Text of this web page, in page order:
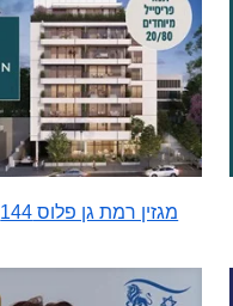
מגזין רמת גן פלוס 144